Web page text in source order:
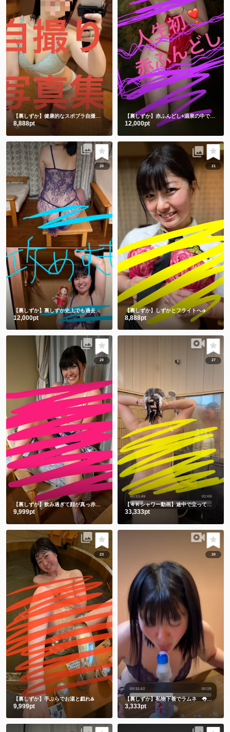
【裏しずか】健康的なスポブラ自撮り🤳 ショート動画１本と写真50枚
8,888pt
【裏しずか】赤ふんどし+温泉の中で湯あみぎを着る🫣ショート動画２本と写真100枚セット
12,000pt
20
【裏しずか】裏しずか史上でも過去一を争う攻めすぎ写真集😂㊙️
12,000pt
21
【裏しずか】しずかとフライトへ✈️
8,888pt
20
【裏しずか】飲み過ぎて顔が真っ赤な浴衣しずかです
9,999pt
27
【４Ｋシャワー動画】途中で立ってごめんなさい🙇‍♀️撮影忘れてました🫣
33,333pt
23
【裏しずか】手ぶらでお湯と戯れ♨️
9,999pt
20
【裏しずか】私物下着でラムネ 👅舌でお迎え👅
3,333pt